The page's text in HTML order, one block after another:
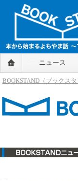
BOOKSTAND（ブッ
～本から始まるよも
BOOKSTAND（ブ
ニュース
BOOKSTAND（ブックスタ